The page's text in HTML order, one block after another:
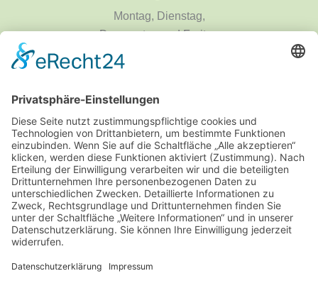
Montag, Dienstag,
Donnerstag und Freitag
9 - 14 Uhr
Informationen
Über uns
Produktanfrage
Datenschutzerklärung